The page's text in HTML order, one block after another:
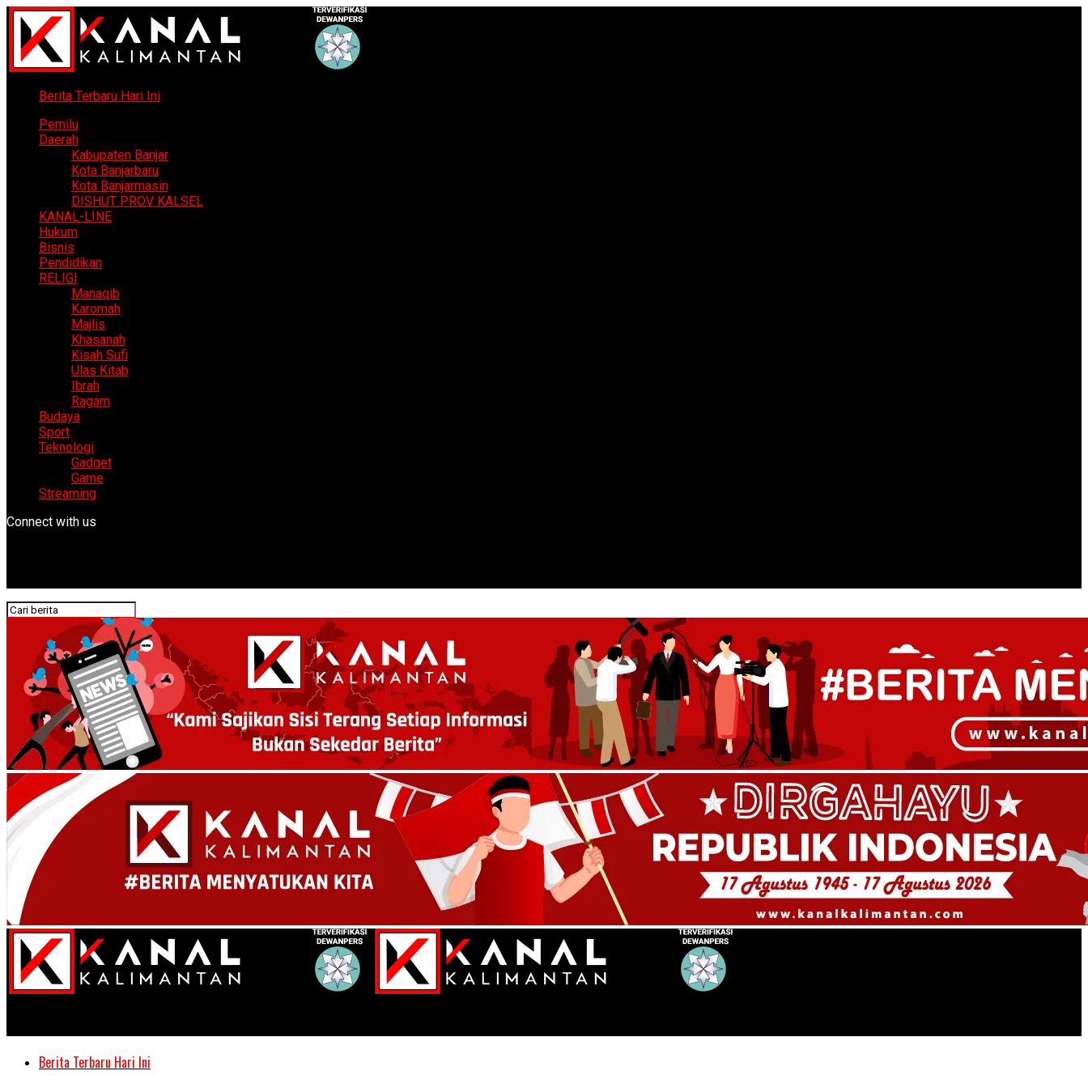
Berita Terbaru Hari Ini
Pemilu
Daerah
Kabupaten Banjar
Kota Banjarbaru
Kota Banjarmasin
DISHUT PROV KALSEL
KANAL-LINE
Hukum
Bisnis
Pendidikan
RELIGI
Manaqib
Karomah
Majlis
Khasanah
Kisah Sufi
Ulas Kitab
Ibrah
Ragam
Budaya
Sport
Teknologi
Gadget
Game
Streaming
Connect with us
Berita Terbaru Hari Ini